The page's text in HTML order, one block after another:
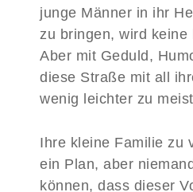
junge Männer in ihr
zu bringen, wird
Aber mit Geduld,
diese Straße mit all
wenig leichter zu
Ihre kleine Familie zu
ein Plan, aber
können, dass dieser